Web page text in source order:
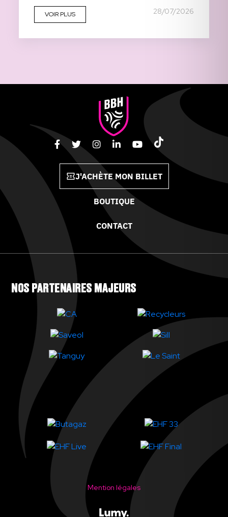
VOIR PLUS 28/07/2026
J'ACHÈTE MON BILLET
BOUTIQUE
CONTACT
NOS PARTENAIRES MAJEURS
Mention légales